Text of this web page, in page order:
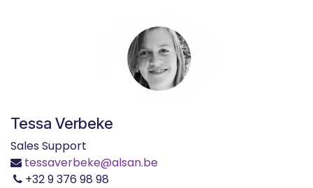
Tessa Verbeke
Sales Support
tessaverbeke@alsan.be
+32 9 376 98 98